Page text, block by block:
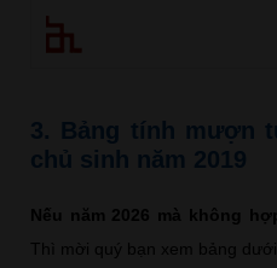
3. Bảng tính mượn
chủ sinh năm 2019
Nếu năm 2026 mà không
Thì mời quý bạn xem bảng